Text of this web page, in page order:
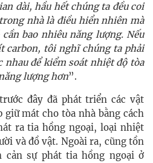
dài, hầu hết chúng ta đều coi
nhà là điều hiển nhiên mà
bao nhiêu năng lượng. Nếu
carbon, tôi nghĩ chúng ta phải
nhau để kiểm soát nhiệt độ tòa
lượng hơn”.
đây đã phát triển các vật
mát cho tòa nhà bằng cách
ra tia hồng ngoại, loại nhiệt
và đồ vật. Ngoài ra, cũng tồn
cản sự phát tia hồng ngoại ở